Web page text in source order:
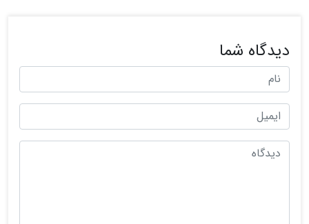
دیدگاه شما